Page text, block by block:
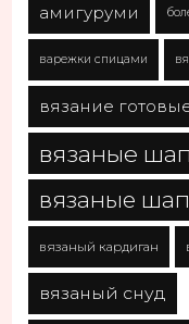
амигуруми
варежки спицами
вязание
вязаные
вязаные
вязаный кардиган
вязаный снуд